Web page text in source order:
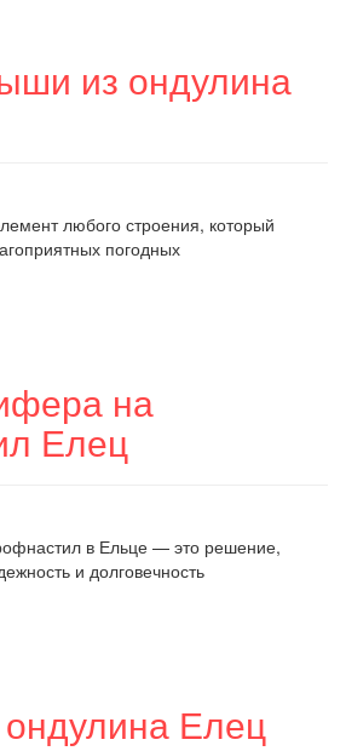
из ондулина
любого строения, который
погодных
на
Елец
в Ельце — это решение,
и долговечность
ондулина Елец